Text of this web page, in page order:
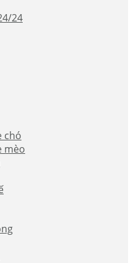
24
chó
mèo